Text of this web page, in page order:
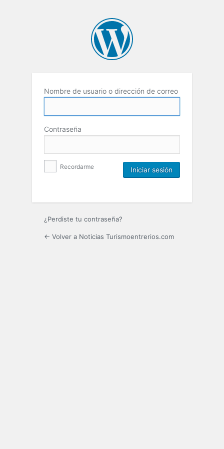
Nombre de usuario o dirección de correo
Contraseña
Recordarme
¿Perdiste tu contraseña?
← Volver a Noticias Turismoentrerios.com